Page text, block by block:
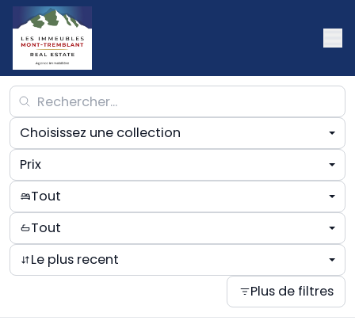
Choisissez une collection
Prix
Tout
Tout
Le plus recent
Plus de filtres